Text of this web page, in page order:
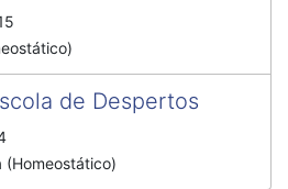
de Despertos
(Homeostático)